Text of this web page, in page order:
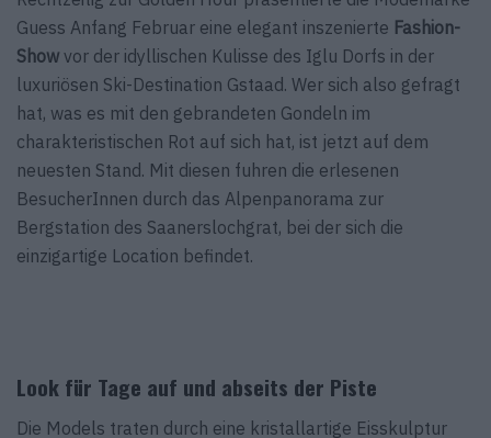
Guess Anfang Februar eine elegant inszenierte Fashion-
Show vor der idyllischen Kulisse des Iglu Dorfs in der
luxuriösen Ski-Destination Gstaad. Wer sich also gefragt
hat, was es mit den gebrandeten Gondeln im
charakteristischen Rot auf sich hat, ist jetzt auf dem
neuesten Stand. Mit diesen fuhren die erlesenen
BesucherInnen durch das Alpenpanorama zur
Bergstation des Saanerslochgrat, bei der sich die
einzigartige Location befindet.
Look für Tage auf und abseits der Piste
Die Models traten durch eine kristallartige Eisskulptur